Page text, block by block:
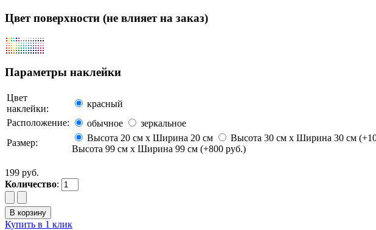
Цвет поверхности (не влияет на заказ)
Параметры наклейки
Цвет
наклейки:
красный
Расположение:
обычное
зеркальное
Размер:
Высота 20 см х Ширина 20 см Высота 30 см х Ширина 30 см
Высота 99 см х Ширина 99 см (+800 руб.)
199 руб.
Количество:
Купить в 1 клик